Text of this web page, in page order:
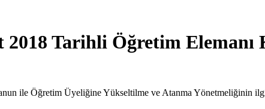
Tarihli Öğretim Elemanı
ile Öğretim Üyeliğine Yükseltilme ve Atanma Yönetmeliğinin